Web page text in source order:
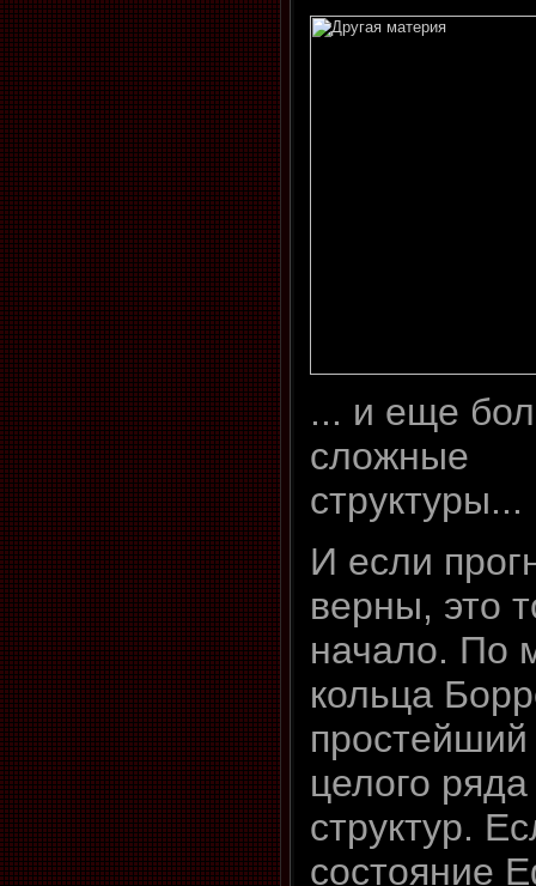
... и еще
сложные
структуры...
И если
верны, это
начало. По
кольца
целого
структур.
состояние